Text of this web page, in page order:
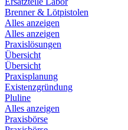
Brenner & Lötpistolen
Alles anzeigen
Alles anzeigen
Praxislösungen
Übersicht
Übersicht
Praxisplanung
Existenzgründung
Pluline
Alles anzeigen
Praxisbörse